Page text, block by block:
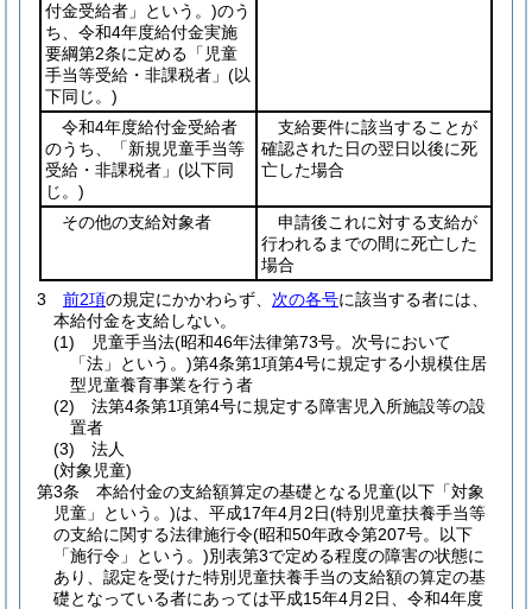
付金受給者」という。)のう
ち、令和4年度給付金実施
要綱第2条に定める「児童
手当等受給・非課税者」 (以
下同じ。)
令和4年度給付金受給者
のうち、「新規児童手当等
受給・非課税者」 (以下同
じ。)
支給要件に該当することが
確認された日の翌日以後に死
亡した場合
その他の支給対象者
申請後これに対する支給が
行われるまでの間に死亡した
場合
3
前2項の規定にかかわらず、 次の各号に該当する者には、
本給付金を支給しない。
(1)
児童手当法(昭和46年法律第73号。次号において
「法」という。)第4条第1項第4号に規定する小規模住居
型児童養育事業を行う者
(2)
法第4条第1項第4号に規定する障害児入所施設等の設
置者
(3)
法人
(対象児童)
第3条
本給付金の支給額算定の基礎となる児童(以下「対象
児童」という。)は、平成17年4月2日(特別児童扶養手当等
の支給に関する法律施行令(昭和50年政令第207号。以下
「施行令」という。)別表第3で定める程度の障害の状態に
あり、認定を受けた特別児童扶養手当の支給額の算定の基
礎となっている者にあっては平成15年4月2日、令和4年度